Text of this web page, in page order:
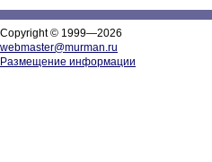
Copyright © 1999—2026
webmaster@murman.ru
Размещение информации